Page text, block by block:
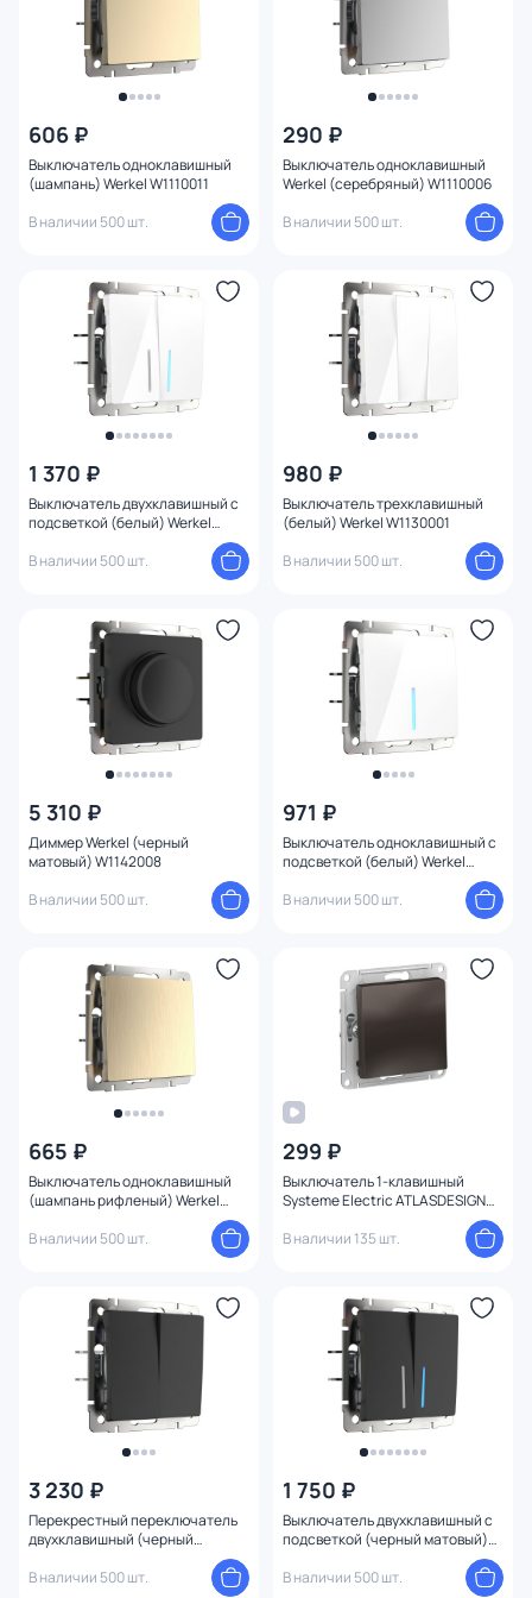
606 ₽
Выключатель одноклавишный
(шампань) Werkel W1110011
В наличии 500 шт.
290 ₽
Выключатель одноклавишный
Werkel (серебряный) W1110006
В наличии 500 шт.
1 370 ₽
Выключатель двухклавишный с
подсветкой (белый) Werkel
В наличии 500 шт.
980 ₽
Выключатель трехклавишный
(белый) Werkel W1130001
В наличии 500 шт.
5 310 ₽
Диммер Werkel (черный
матовый) W1142008
В наличии 500 шт.
971 ₽
Выключатель одноклавишный с
подсветкой (белый) Werkel
В наличии 500 шт.
665 ₽
Выключатель одноклавишный
(шампань рифленый) Werkel
В наличии 500 шт.
299 ₽
Выключатель 1-клавишный
Systeme Electric ATLASDESIGN
В наличии 135 шт.
3 230 ₽
Перекрестный переключатель
двухклавишный (черный
В наличии 500 шт.
1 750 ₽
Выключатель двухклавишный с
подсветкой (черный матовый)
В наличии 500 шт.